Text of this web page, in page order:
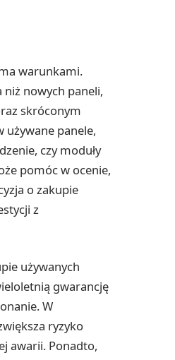
warunkami.
niż nowych paneli,
skróconym
używane panele,
czy moduły
pomóc w ocenie,
o zakupie
z
używanych
gwarancję
W
ryzyko
awarii. Ponadto,